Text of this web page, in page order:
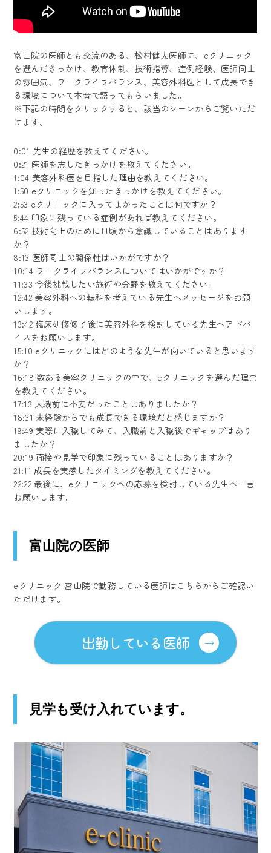
富山院の医師とも交流のある、松村健太医師に、eクリニック
を選んだきっかけ、教育体制、技術指導、症例経験、医師同士
の雰囲気、ワークライフバランス、美容外科医として成長でき
る環境について本音で語ってもらいました。
※下記の時間をクリックすると、該当のシーンからご覧いただ
けます。
0:01 先生の経歴を教えてください。
0:21 医師を志したきっかけを教えてください。
1:04 美容外科医を目指した理由を教えてください。
1:50 eクリニックを知ったきっかけを教えてください。
2:53 eクリニックに入ってよかったことは何ですか？
5:44 印象に残っている症例があれば教えてください。
6:52 技術向上のために日頃から意識していることはあります
か？
8:13 医師同士の関係性はいかがですか？
10:14ワークライフバランスについてはいかがですか？
11:33 今後挑戦したい施術や分野を教えてください。
12:42美容外科への転科を考えている先生へメッセージをお願
いします。
13:42臨床研修修了後に美容外科を検討している先生へアドバ
イスをお願いします。
15:10 eクリニックにはどのような先生が向いていると思います
か？
16:18 数ある美容クリニックの中で、eクリニックを選んだ理由
を教えてください。
17:13 入職前に不安だったことはありましたか？
18:31 未経験からでも成長できる環境だと感じますか？
19:49 実際に入職してみて、入職前と入職後でギャップはあり
ましたか？
20:19 面接や見学で印象に残っていることはありますか？
21:11 成長を実感したタイミングを教えてください。
22:22最後に、eクリニックへの応募を検討している先生へ一言
お願いします。
富山院の医師
eクリニック 富山院で勤務している医師はこちらからご確認い
ただけます。
出勤している医師
見学も受け入れています。